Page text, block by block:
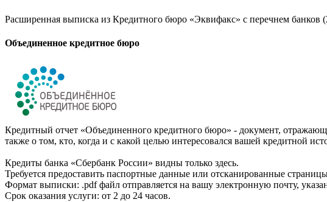
Расширенная выписка из Кредитного бюро «Эквифакс» с перечнем банков
Объединенное кредитное бюро
Кредитный отчет «Объединенного кредитного бюро» - документ,
также о том, кто, когда и с какой целью интересовался вашей кредитной
Кредиты банка «Сбербанк России» видны только здесь.
Требуется предоставить паспортные данные или отсканированные
Формат выписки: .pdf файл отправляется на вашу электронную почту,
Срок оказания услуги: от 2 до 24 часов.